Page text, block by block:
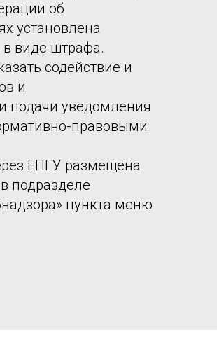
об
установлена
в виде штрафа.
содействие и
и
подачи уведомления
правовыми
ЕПГУ размещена
подразделе
пункта меню